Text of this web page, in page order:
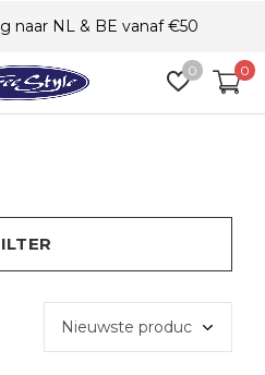
0 0
naar NL & BE vanaf €50